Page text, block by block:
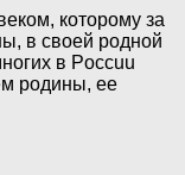
которому за
в своей родной
в Poccuu
родины, ее